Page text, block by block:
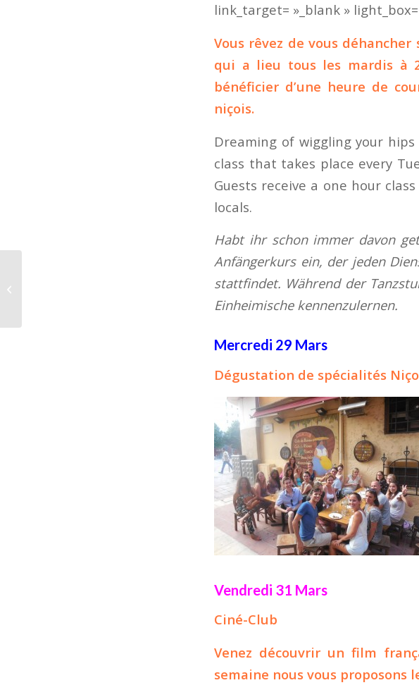
link_target= »_blank » light_box=
Vous rêvez de vous
qui a lieu tous les mardis à
bénéficier d’une heure de
niçois.
Dreaming of wiggling your
class that takes place every
Guests receive a one hour
locals.
Habt ihr schon immer davon
Anfängerkurs ein, der jeden
stattfindet. Während der
Einheimische kennenzulernen.
Mercredi 29 Mars
Dégustation de spécialités
Vendredi 31 Mars
Ciné-Club
Venez découvrir un film
semaine nous vous proposons